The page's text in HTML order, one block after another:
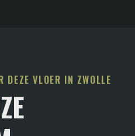
DEZE VLOER IN ZWOLLE